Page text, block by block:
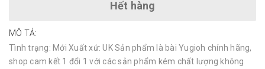
Hết hàng
MÔ TẢ:
Tình trạng: Mới Xuất xứ: UK Sản phẩm là bài Yugioh chính hãng,
shop cam kết 1 đổi 1 với các sản phẩm kém chất lượng không